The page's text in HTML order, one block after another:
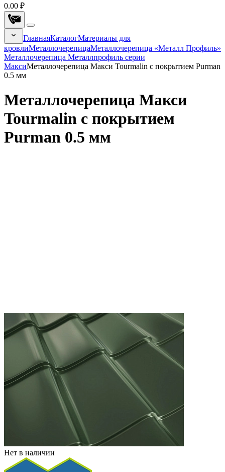
0.00 ₽
ГлавнаяКаталогМатериалы для
кровлиМеталлочерепицаМеталлочерепица «Металл Профиль»
Металлочерепица Металлпрофиль серии
МаксиМеталлочерепица Макси Tourmalin с покрытием Purman
0.5 мм
Металлочерепица Макси
Tourmalin с покрытием
Purman 0.5 мм
Нет в наличии